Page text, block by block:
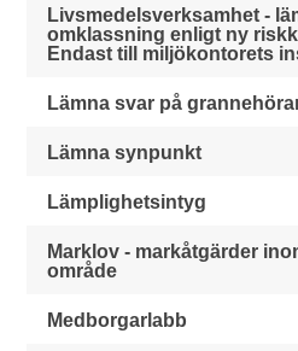
Livsmedelsverksamhet -
omklassning enligt ny
Endast till miljökontorets
Lämna svar på
Lämna synpunkt
Lämplighetsintyg
Marklov - markåtgärder
område
Medborgarlabb